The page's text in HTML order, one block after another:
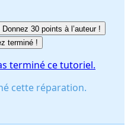
30 points à l’auteur !
terminé !
terminé ce tutoriel.
cette réparation.